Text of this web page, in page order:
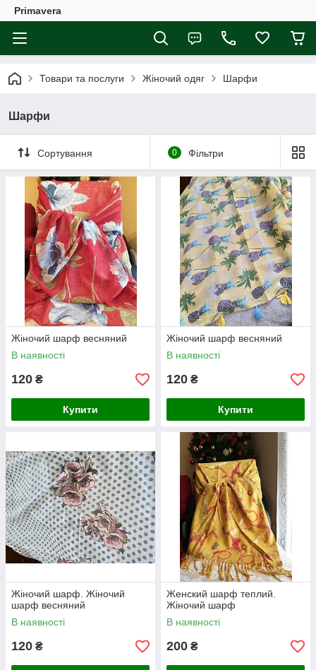
Primavera
Товари та послуги Жіночий одяг Шарфи
Шарфи
Сортування 0 Фільтри
Жіночий шарф весняний
В наявності
120 ₴
Купити
Жіночий шарф весняний
В наявності
120 ₴
Купити
Жіночий шарф. Жіночий
шарф весняний
В наявності
120 ₴
Женский шарф теплий.
Жіночий шарф
В наявності
200 ₴